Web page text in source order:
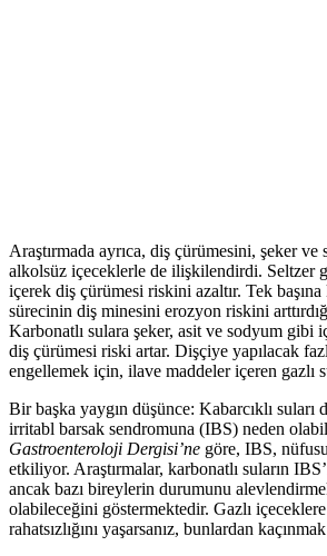
Araştırmada ayrıca, diş çürümesini, şeker
alkolsüz içeceklerle de ilişkilendirdi. Seltzer
içerek diş çürümesi riskini azaltır. Tek başına
sürecinin diş minesini erozyon riskini
Karbonatlı sulara şeker, asit ve sodyum gibi
diş çürümesi riski artar. Dişçiye yapılacak
engellemek için, ilave maddeler içeren gazlı
Bir başka yaygın düşünce: Kabarcıklı suları
irritabl barsak sendromuna (IBS) neden
Gastroenteroloji Dergisi’ne göre, IBS,
etkiliyor. Araştırmalar, karbonatlı suların
ancak bazı bireylerin durumunu
olabileceğini göstermektedir. Gazlı
rahatsızlığını yaşarsanız, bunlardan